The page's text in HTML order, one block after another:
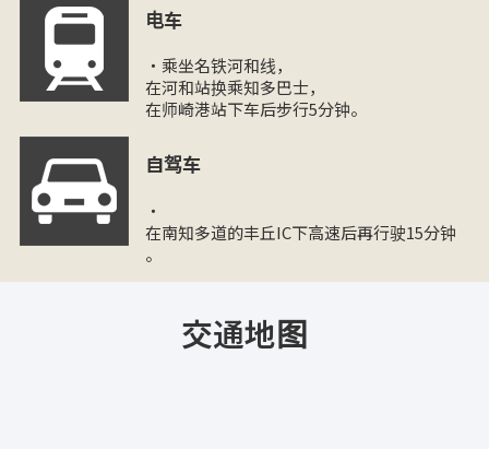
电车
・乘坐名铁河和线，
在河和站换乘知多巴士，
在师崎港站下车后步行5分钟。
自驾车
・
在南知多道的丰丘IC下高速后再行驶15分钟
。
交通地图